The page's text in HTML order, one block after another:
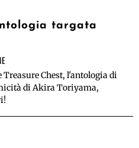
targata
Chest, l'antologia di
di Akira Toriyama,